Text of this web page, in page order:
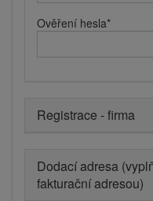
Ověření hesla*
Registrace - firma
Dodací adresa
fakturační adresou)